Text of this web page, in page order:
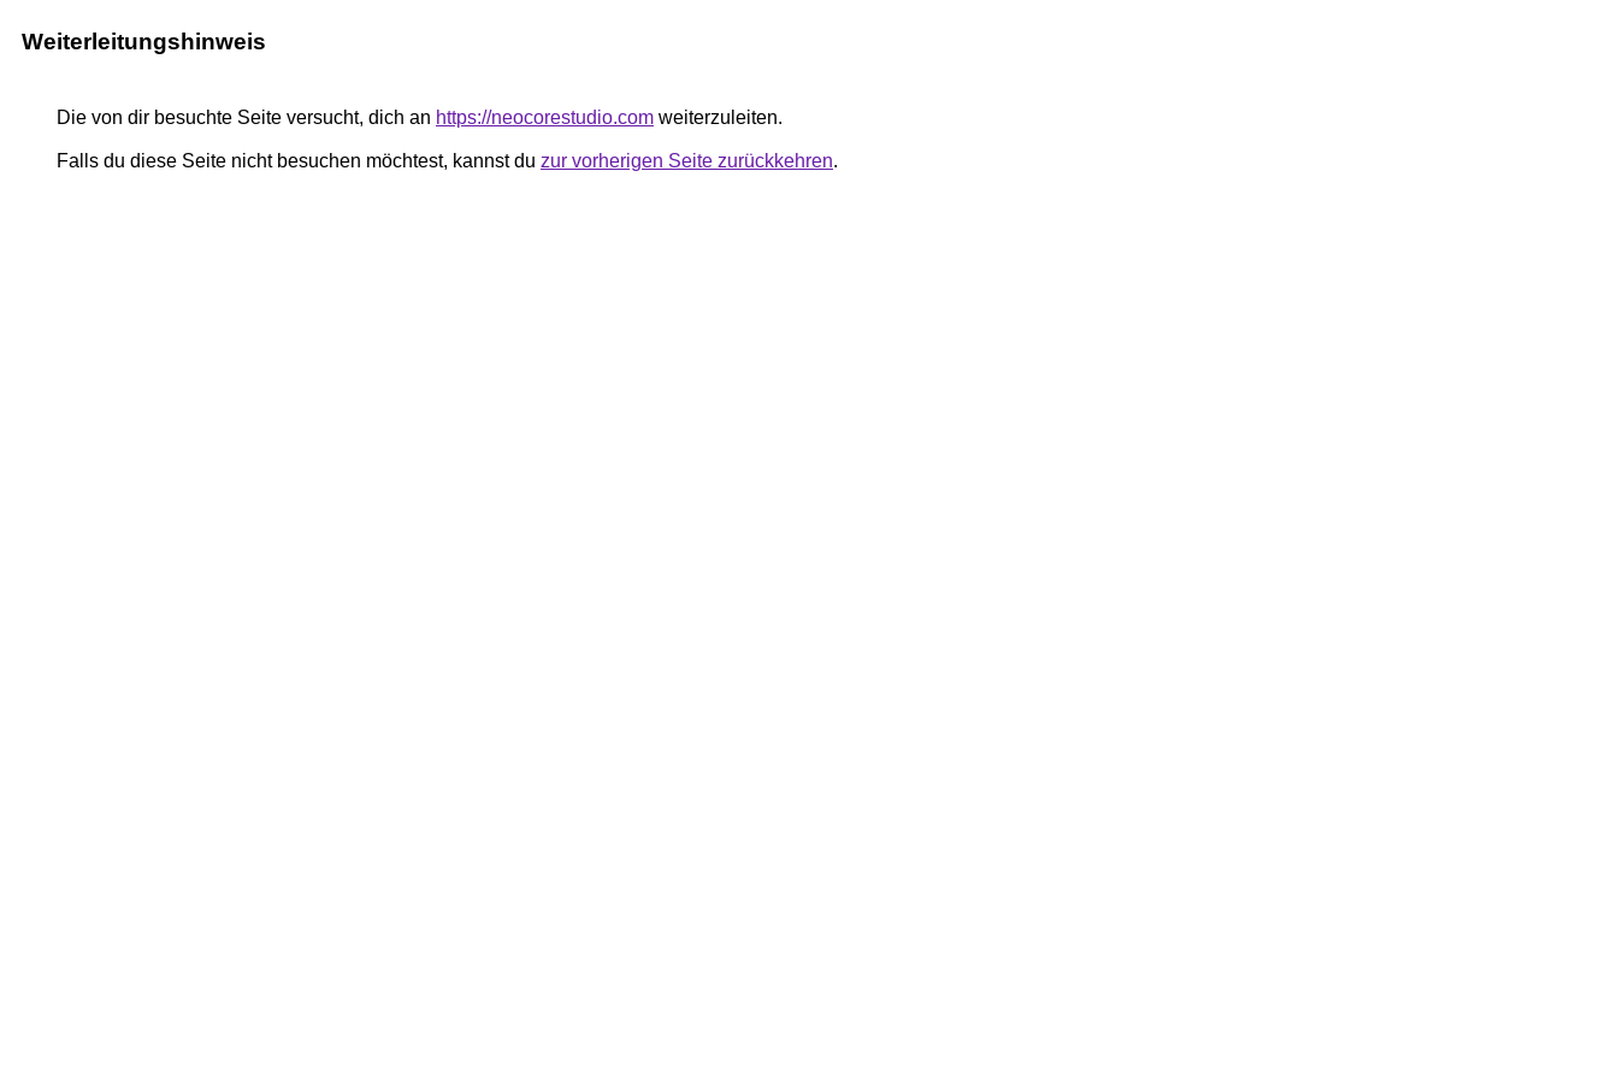
Weiterleitungshinweis
Die von dir besuchte Seite versucht, dich an https://neocorestudio.com weiterzuleiten.
Falls du diese Seite nicht besuchen möchtest, kannst du zur vorherigen Seite zurückkehren.